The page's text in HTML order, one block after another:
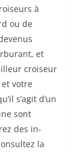
à
ou de
et
croiseur
votre
s’agit d’un
sont
des in-
la